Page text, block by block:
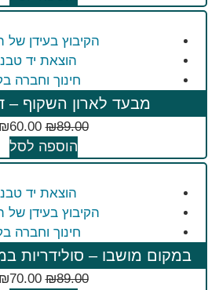
הקיבוץ בעידן של
הוצאת יד
חינוך וחברה
מבעד לארון השקוף –
₪89.00
₪60.00
הוספה לסל
הוצאת יד
הקיבוץ בעידן של
חינוך וחברה
במקום מושבו – סולידריות
₪89.00
₪70.00